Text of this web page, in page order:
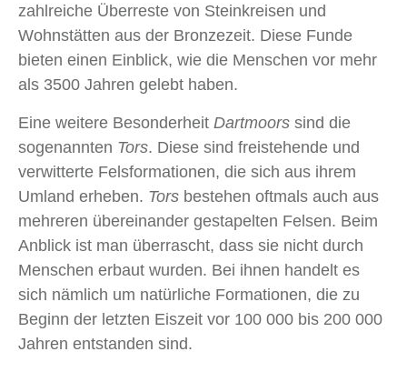
zahlreiche Überreste von Steinkreisen und
Wohnstätten aus der Bronzezeit. Diese Funde
bieten einen Einblick, wie die Menschen vor mehr
als 3500 Jahren gelebt haben.
Eine weitere Besonderheit Dartmoors sind die
sogenannten Tors. Diese sind freistehende und
verwitterte Felsformationen, die sich aus ihrem
Umland erheben. Tors bestehen oftmals auch aus
mehreren übereinander gestapelten Felsen. Beim
Anblick ist man überrascht, dass sie nicht durch
Menschen erbaut wurden. Bei ihnen handelt es
sich nämlich um natürliche Formationen, die zu
Beginn der letzten Eiszeit vor 100 000 bis 200 000
Jahren entstanden sind.